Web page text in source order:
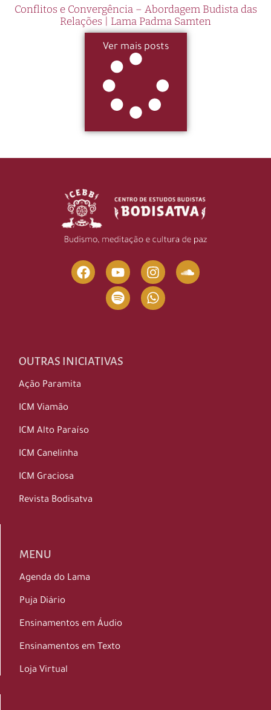
Conflitos e Convergência – Abordagem Budista das
Relações | Lama Padma Samten
Ver mais posts
OUTRAS INICIATIVAS
Ação Paramita
ICM Viamão
ICM Alto Paraíso
ICM Canelinha
ICM Graciosa
Revista Bodisatva
MENU
Agenda do Lama
Puja Diário
Ensinamentos em Áudio
Ensinamentos em Texto
Loja Virtual